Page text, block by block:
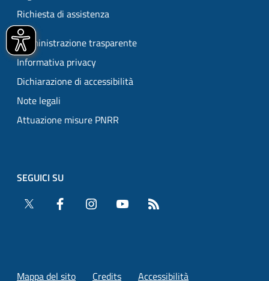
Richiesta di assistenza
Amministrazione trasparente
Informativa privacy
Dichiarazione di accessibilità
Note legali
Attuazione misure PNRR
SEGUICI SU
Twitter
Facebook Instagram YouTube
Mappa del sito Credits Accessibilità